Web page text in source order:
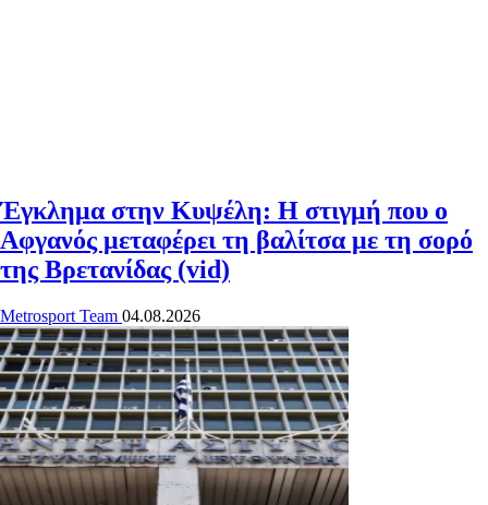
Έγκλημα στην Κυψέλη: Η στιγμή που ο
Αφγανός μεταφέρει τη βαλίτσα με τη σορό
της Βρετανίδας (vid)
Metrosport Team 04.08.2026